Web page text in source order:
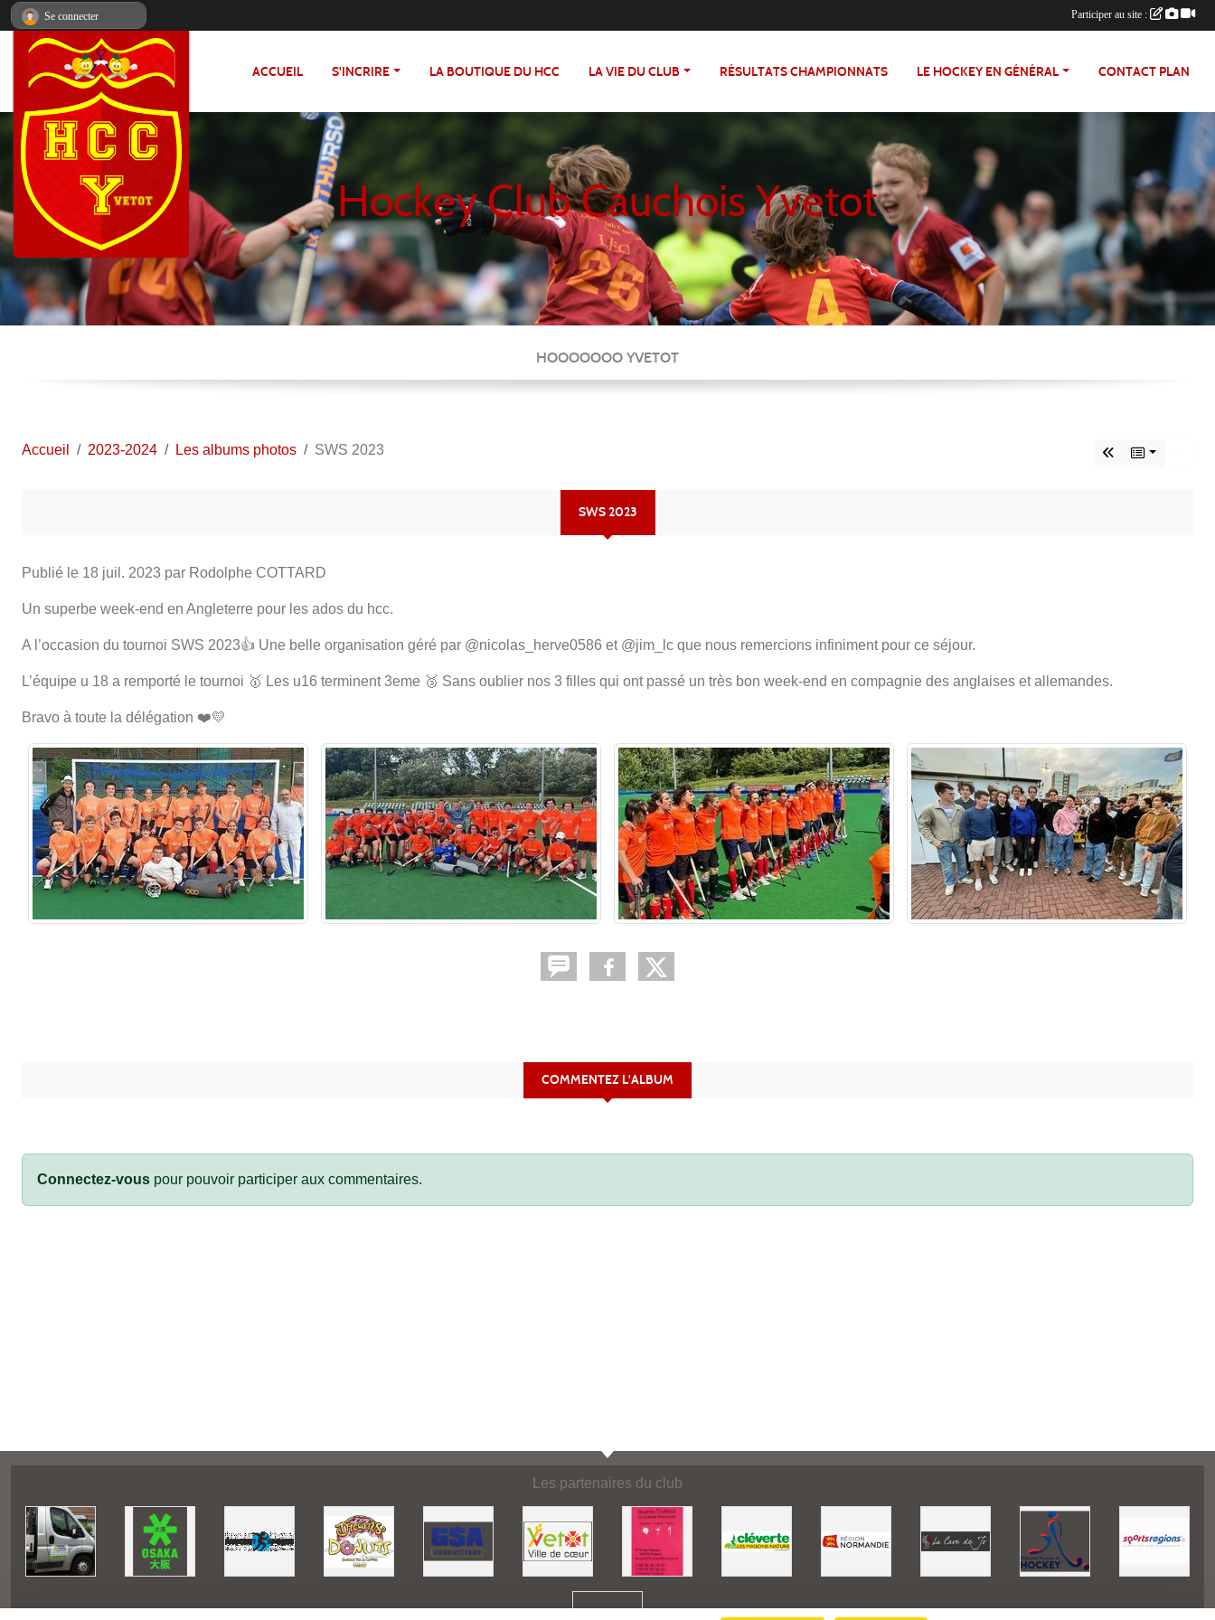
ACCUEIL S'INCRIRE LA BOUTIQUE DU HCC LA VIE DU CLUB RÉSULTATS CHAMPIONNATS LE HOCKEY EN GÉNÉRAL CONTACT PLAN
Hockey Club Cauchois Yvetot
HOOOOOOO YVETOT
Accueil 2023-2024 Les albums photos SWS 2023
SWS 2023
Publié le 18 juil. 2023 par Rodolphe COTTARD
Un superbe week-end en Angleterre pour les ados du hcc.
A l’occasion du tournoi SWS 2023👍 Une belle organisation géré par @nicolas_herve0586 et @jim_lc que nous remercions infiniment pour ce séjour.
L’équipe u 18 a remporté le tournoi 🥇 Les u16 terminent 3eme 🥉 Sans oublier nos 3 filles qui ont passé un très bon week-end en compagnie des anglaises et allemandes.
Bravo à toute la délégation ❤️💛
COMMENTEZ L'ALBUM
Connectez-vous pour pouvoir participer aux commentaires.
Les partenaires du club
Se connecter Participer au site :
Panneau de gestion des cookies